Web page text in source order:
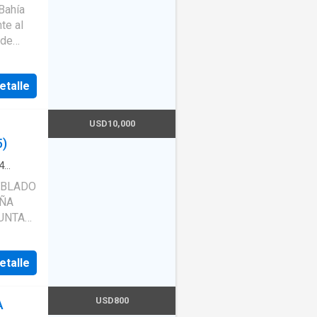
al
de
·
nuevo
USD10,000
USD800